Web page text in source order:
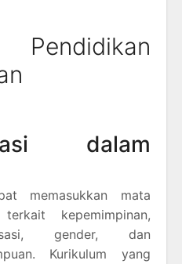
dalam
memasukkan mata
kepemimpinan,
gender, dan
Kurikulum yang